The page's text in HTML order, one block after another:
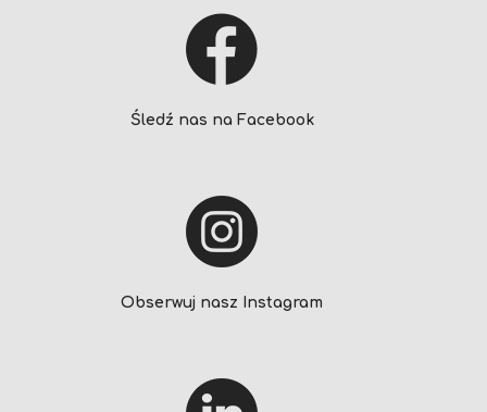
Śledź nas na Facebook
Obserwuj nasz Instagram